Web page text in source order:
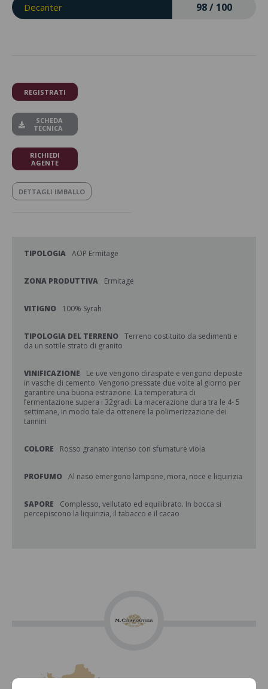
Decanter 98 / 100
REGISTRATI
SCHEDA
TECNICA
RICHIEDI
AGENTE
DETTAGLI IMBALLO
TIPOLOGIA AOP Ermitage
ZONA PRODUTTIVA Ermitage
VITIGNO 100% Syrah
TIPOLOGIA DEL TERRENO Terreno costituito da sedimenti e
da un sottile strato di granito
VINIFICAZIONE
Le uve vengono diraspate e vengono deposte
in vasche di cemento. Vengono pressate due volte al giorno per
garantire una buona estrazione. La temperatura di
fermentazione supera i 32gradi. La macerazione dura tra le 4- 5
settimane, in modo tale da ottenere la polimerizzazione dei
tannini
COLORE Rosso granato intenso con sfumature viola
PROFUMO Al naso emergono lampone, mora, noce e liquirizia
SAPORE
Complesso, vellutato ed equilibrato. In bocca si
percepiscono la liquirizia, il tabacco e il cacao